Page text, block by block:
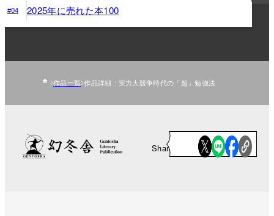
#04 2025年に売れた本100
作品一覧 作品詳細：実力大競争時代の「超」勉強法
Share